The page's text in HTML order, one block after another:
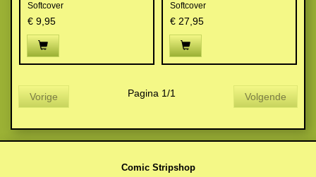
Softcover
€ 9,95
Softcover
€ 27,95
Vorige Pagina 1/1 Volgende
Comic Stripshop